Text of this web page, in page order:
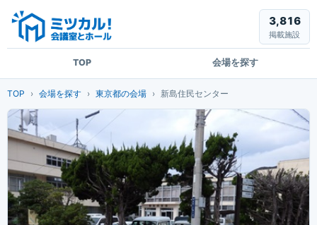
TOP 会場を探す
3,816
掲載施設
TOP 会場を探す 東京都の会場 新島住民センター